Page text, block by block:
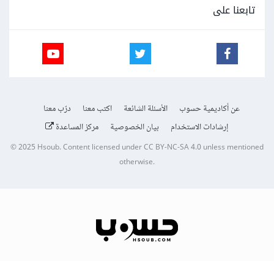
تابعنا على
عن أكاديمية حسوب الأسئلة الشائعة اكتب معنا
درّب معنا
إرشادات الاستخدام
بيان الخصوصية مركز المساعدة
© 2025Hsoub.Content licensed underCC BY-NC-SA 4.0unless mentioned
otherwise.